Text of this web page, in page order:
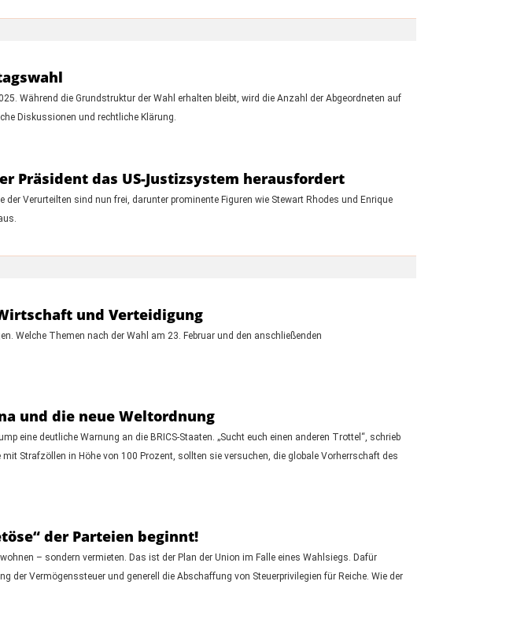
Während die Grundstruktur der Wahl erhalten bleibt, wird die Anzahl der Abgeordneten auf
Diskussionen und rechtliche Klärung.
Präsident das US-Justizsystem herausfordert
Verurteilten sind nun frei, darunter prominente Figuren wie Stewart Rhodes und Enrique
und Verteidigung
Welche Themen nach der Wahl am 23. Februar und den anschließenden
und die neue Weltordnung
eine deutliche Warnung an die BRICS-Staaten. „Sucht euch einen anderen Trottel“, schrieb
Strafzöllen in Höhe von 100 Prozent, sollten sie versuchen, die globale Vorherrschaft des
der Parteien beginnt!
– sondern vermieten. Das ist der Plan der Union im Falle eines Wahlsiegs. Dafür
der Vermögenssteuer und generell die Abschaffung von Steuerprivilegien für Reiche. Wie der